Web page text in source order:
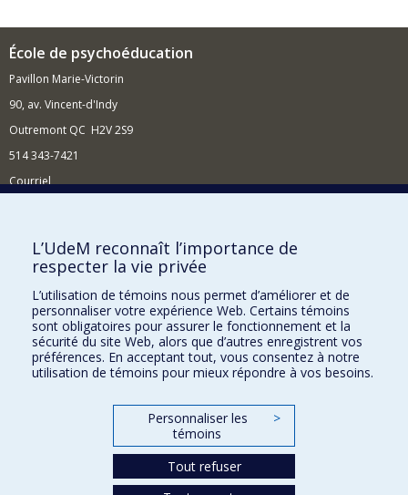
École de psychoéducation
Pavillon Marie-Victorin
90, av. Vincent-d'Indy
Outremont QC H2V 2S9
514 343-7421
Courriel
Comment soutenir l'École?
BESOIN D'AIDE?
Plan du site
Signaler une erreur
Accessibilité
FACULTÉ DES ARTS ET DES SCIENCES
Nos départements et écoles
L’UdeM reconnaît l’importance de
respecter la vie privée
L’utilisation de témoins nous permet d’améliorer et de
personnaliser votre expérience Web. Certains témoins
sont obligatoires pour assurer le fonctionnement et la
sécurité du site Web, alors que d’autres enregistrent vos
préférences. En acceptant tout, vous consentez à notre
utilisation de témoins pour mieux répondre à vos besoins.
Personnaliser les
témoins
>
Tout refuser